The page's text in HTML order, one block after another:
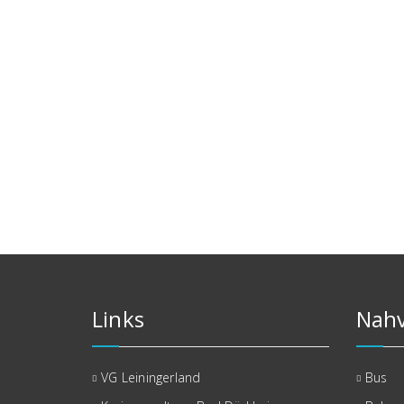
Links
VG Leiningerland
Bus